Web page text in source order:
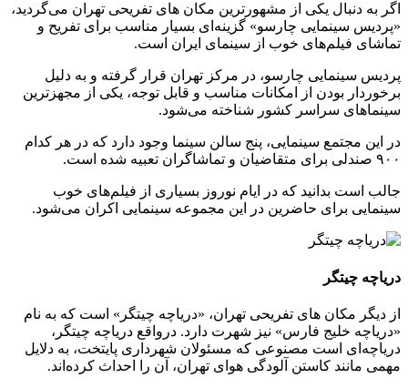
اگر به دنبال یکی از مشهورترین مکان های تفریحی تهران می‌گردید،
«پردیس سینمایی چارسو» گزینه‌ای بسیار مناسب برای تفریح و
تماشای فیلم‌های خوب از سینمای ایران است.
پردیس سینمایی چارسو، در مرکز تهران قرار گرفته و به دلیل
برخوردار بودن از امکانات مناسب و قابل توجه، یکی از مجهزترین
سینماهای سراسر کشور شناخته می‌شود.
در این مجتمع سینمایی، پنج سالن سینما وجود دارد که در هر کدام
۹۰۰ صندلی برای متقاضیان و تماشاگران تعبیه شده است.
جالب است بدانید که در ایام نوروز بسیاری از فیلم‌های خوب
سینمایی برای حاضرین در این مجموعه سینمایی اکران می‌شود.
دریاچه چیتگر
از دیگر مکان های تفریحی تهران، «دریاچه چیتگر» است که به نام‌
«دریاچه خلیج فارس» نیز شهرت دارد. درواقع دریاچه چیتگر،
دریاچه‌ای است مصنوعی که مسئولان شهرداری پایتخت، به دلایل
مهمی مانند کاستن آلودگی هوای تهران، آن را احداث کرده‌اند.